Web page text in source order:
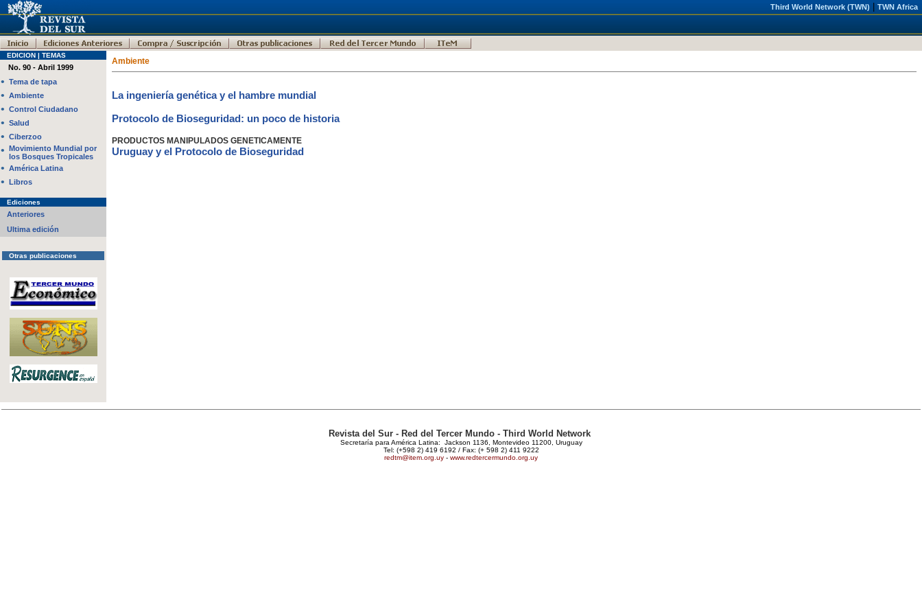
Third World Network (TWN) TWN Africa
EDICION | TEMAS
No. 90 - Abril 1999
• Tema de tapa
• Ambiente
• Control Ciudadano
• Salud
• Ciberzoo
• Movimiento Mundial por
los Bosques Tropicales
• América Latina
• Libros
Ediciones
Anteriores
Ultima edición
Otras publicaciones
Ambiente
La ingeniería genética y el hambre mundial
Protocolo de Bioseguridad: un poco de historia
PRODUCTOS MANIPULADOS GENETICAMENTE
Uruguay y el Protocolo de Bioseguridad
Revista del Sur - Red del Tercer Mundo - Third World Network
Secretaría para América Latina: Jackson 1136, Montevideo 11200, Uruguay
Tel: (+598 2) 419 6192 / Fax: (+ 598 2) 411 9222
redtm@item.org.uy - www.redtercermundo.org.uy